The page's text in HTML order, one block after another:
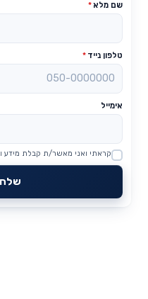
שם מלא*
טלפון נייד *
אימייל
Website
קראתי ואני מאשר/ת קבלת מידע